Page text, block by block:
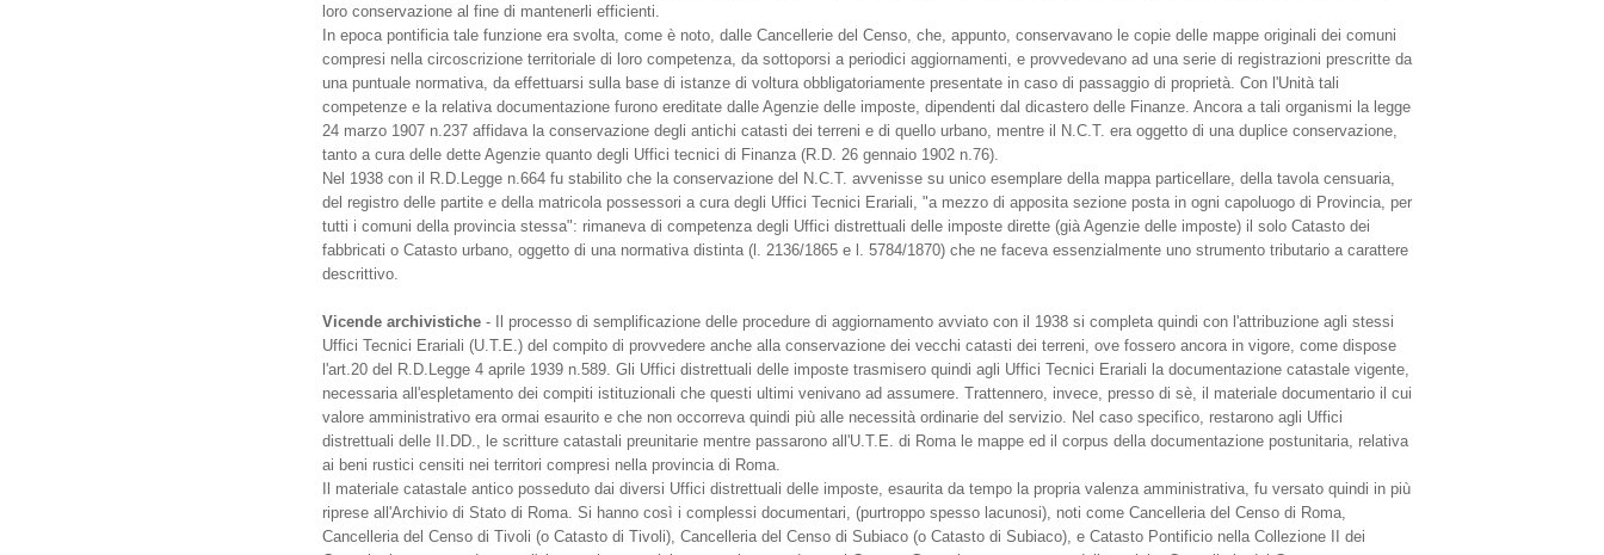
loro conservazione al fine di mantenerli efficienti.
In epoca pontificia tale funzione era svolta, come è noto, dalle Cancellerie del Censo, che, appunto, conservavano le copie delle mappe originali dei comuni
compresi nella circoscrizione territoriale di loro competenza, da sottoporsi a periodici aggiornamenti, e provvedevano ad una serie di registrazioni prescritte da
una puntuale normativa, da effettuarsi sulla base di istanze di voltura obbligatoriamente presentate in caso di passaggio di proprietà. Con l'Unità tali
competenze e la relativa documentazione furono ereditate dalle Agenzie delle imposte, dipendenti dal dicastero delle Finanze. Ancora a tali organismi la legge
24 marzo 1907 n.237 affidava la conservazione degli antichi catasti dei terreni e di quello urbano, mentre il N.C.T. era oggetto di una duplice conservazione,
tanto a cura delle dette Agenzie quanto degli Uffici tecnici di Finanza (R.D. 26 gennaio 1902 n.76).
Nel 1938 con il R.D.Legge n.664 fu stabilito che la conservazione del N.C.T. avvenisse su unico esemplare della mappa particellare, della tavola censuaria,
del registro delle partite e della matricola possessori a cura degli Uffici Tecnici Erariali, "a mezzo di apposita sezione posta in ogni capoluogo di Provincia, per
tutti i comuni della provincia stessa": rimaneva di competenza degli Uffici distrettuali delle imposte dirette (già Agenzie delle imposte) il solo Catasto dei
fabbricati o Catasto urbano, oggetto di una normativa distinta (l. 2136/1865 e l. 5784/1870) che ne faceva essenzialmente uno strumento tributario a carattere
descrittivo.
Vicende archivistiche- Il processo di semplificazione delle procedure di aggiornamento avviato con il 1938 si completa quindi con l'attribuzione agli stessi
Uffici Tecnici Erariali (U.T.E.) del compito di provvedere anche alla conservazione dei vecchi catasti dei terreni, ove fossero ancora in vigore, come dispose
l'art.20 del R.D.Legge 4 aprile 1939 n.589. Gli Uffici distrettuali delle imposte trasmisero quindi agli Uffici Tecnici Erariali la documentazione catastale vigente,
necessaria all'espletamento dei compiti istituzionali che questi ultimi venivano ad assumere. Trattennero, invece, presso di sè, il materiale documentario il cui
valore amministrativo era ormai esaurito e che non occorreva quindi più alle necessità ordinarie del servizio. Nel caso specifico, restarono agli Uffici
distrettuali delle II.DD., le scritture catastali preunitarie mentre passarono all'U.T.E. di Roma le mappe ed il corpus della documentazione postunitaria, relativa
ai beni rustici censiti nei territori compresi nella provincia di Roma.
Il materiale catastale antico posseduto dai diversi Uffici distrettuali delle imposte, esaurita da tempo la propria valenza amministrativa, fu versato quindi in più
riprese all'Archivio di Stato di Roma. Si hanno così i complessi documentari, (purtroppo spesso lacunosi), noti come Cancelleria del Censo di Roma,
Cancelleria del Censo di Tivoli (o Catasto di Tivoli), Cancelleria del Censo di Subiaco (o Catasto di Subiaco), e Catasto Pontificio nella Collezione II dei